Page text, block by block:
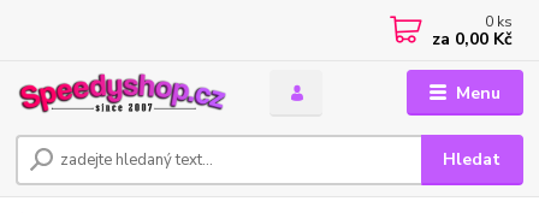
Menu
Hledat
0 ks
za 0,00 Kč